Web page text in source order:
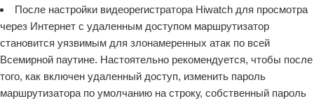
После настройки видеорегистратора Hiwatch для просмотра
через Интернет с удаленным доступом маршрутизатор
становится уязвимым для злонамеренных атак по всей
Всемирной паутине. Настоятельно рекомендуется, чтобы после
того, как включен удаленный доступ, изменить пароль
маршрутизатора по умолчанию на строку, собственный пароль